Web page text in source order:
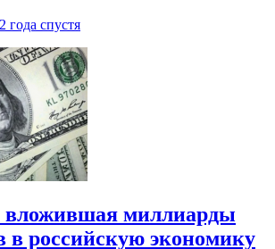
2 года спустя
вложившая миллиарды
в российскую экономику